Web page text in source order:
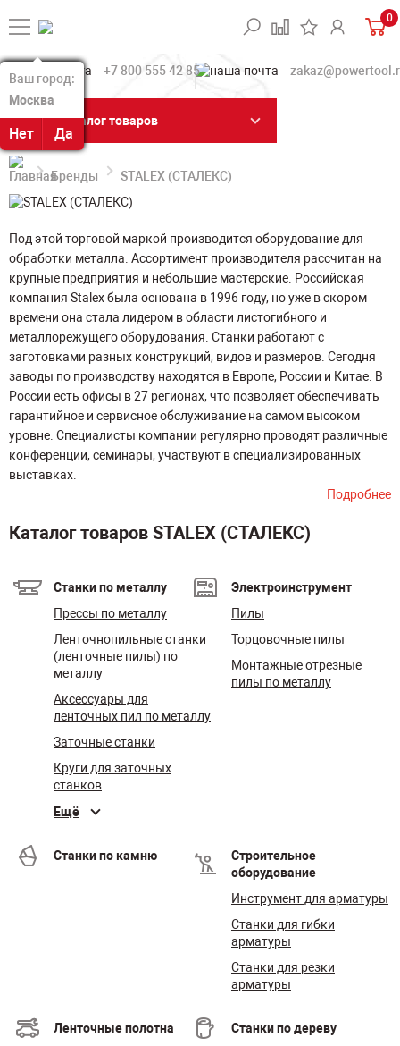
Ваш город:
Москва
Нет Да
Ваш город:
Москва
Нет Да
0
+7 800 555 42 85
Каталог товаров
Бренды STALEX (СТАЛЕКС)
Под этой торговой маркой производится оборудование для
обработки металла. Ассортимент производителя рассчитан на
крупные предприятия и небольшие мастерские. Российская
компания Stalex была основана в 1996 году, но уже в скором
времени она стала лидером в области листогибного и
металлорежущего оборудования. Станки работают с
заготовками разных конструкций, видов и размеров. Сегодня
заводы по производству находятся в Европе, России и Китае. В
России есть офисы в 27 регионах, что позволяет обеспечивать
гарантийное и сервисное обслуживание на самом высоком
уровне. Специалисты компании регулярно проводят различные
конференции, семинары, участвуют в специализированных
выставках.
Подробнее
Каталог товаров STALEX (СТАЛЕКС)
Станки по металлу
Прессы по металлу
Ленточнопильные станки
(ленточные пилы) по
металлу
Аксессуары для
ленточных пил по металлу
Заточные станки
Круги для заточных
станков
Ещё
Электроинструмент
Пилы
Торцовочные пилы
Монтажные отрезные
пилы по металлу
Станки по камню
Строительное
оборудование
Инструмент для арматуры
Станки для гибки
арматуры
Станки для резки
арматуры
Ленточные полотна
Станки по дереву